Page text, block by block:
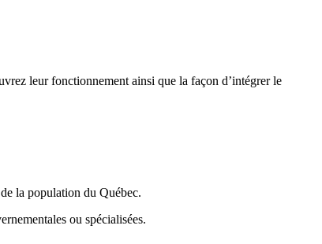
leur fonctionnement ainsi que la façon d’intégrer le
la population du Québec.
ou spécialisées.